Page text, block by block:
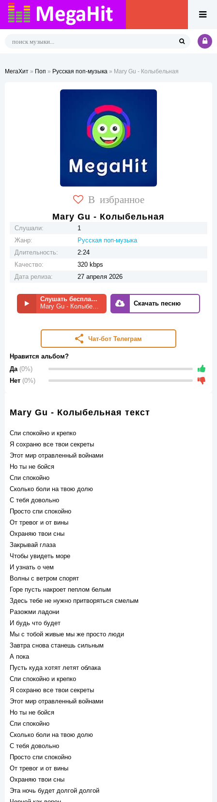
МегаХит » Поп » Русская поп-музыка » Mary Gu - Колыбельная
В избранное
Mary Gu - Колыбельная
Слушали:
1
Жанр:
Русская поп-музыка
Длительность:
2:24
Качество:
320 kbps
Дата релиза:
27 апреля 2026
Слушать бесплатно
Mary Gu - Колыбельная
Скачать песню
Чат-бот Телеграм
Нравится альбом?
Да (0%)
Нет (0%)
Mary Gu - Колыбельная текст
Спи спокойно и крепко
Я сохраню все твои секреты
Этот мир отравленный войнами
Но ты не бойся
Спи спокойно
Сколько боли на твою долю
С тебя довольно
Просто спи спокойно
От тревог и от вины
Охраняю твои сны
Закрывай глаза
Чтобы увидеть море
И узнать о чем
Волны с ветром спорят
Горе пусть накроет пеплом белым
Здесь тебе не нужно притворяться смелым
Разожми ладони
И будь что будет
Мы с тобой живые мы же просто люди
Завтра снова станешь сильным
А пока
Пусть куда хотят летят облака
Спи спокойно и крепко
Я сохраню все твои секреты
Этот мир отравленный войнами
Но ты не бойся
Спи спокойно
Сколько боли на твою долю
С тебя довольно
Просто спи спокойно
От тревог и от вины
Охраняю твои сны
Эта ночь будет долгой долгой